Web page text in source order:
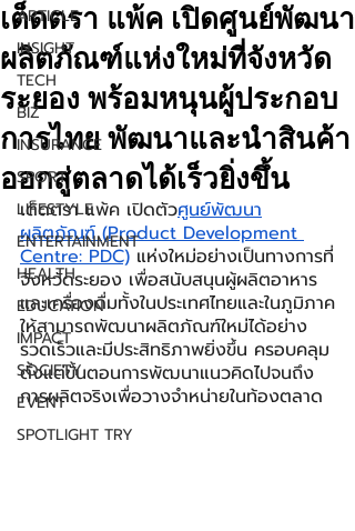
ARTICLE
INSIGHT
TECH
BIZ
INSURANCE
SPORT
LIFESTYLE
ENTERTAINMENT
HEALTH
EDUCATION
IMPACT
SOCIETY
EVENT
SPOTLIGHT TRY
เต็ดตรา แพ้ค เปิดศูนย์พัฒนา
ผลิตภัณฑ์แห่งใหม่ที่จังหวัด
ระยอง พร้อมหนุนผู้ประกอบ
การไทย พัฒนาและนำสินค้า
ออกสู่ตลาดได้เร็วยิ่งขึ้น
เต็ดตรา แพ้ค เปิดตัวศูนย์พัฒนา
ผลิตภัณฑ์ (Product Development
Centre: PDC) แห่งใหม่อย่างเป็นทางการที่
จังหวัดระยอง เพื่อสนับสนุนผู้ผลิตอาหาร
และเครื่องดื่มทั้งในประเทศไทยและในภูมิภาค
ให้สามารถพัฒนาผลิตภัณฑ์ใหม่ได้อย่าง
รวดเร็วและมีประสิทธิภาพยิ่งขึ้น ครอบคลุม
ตั้งแต่ขั้นตอนการพัฒนาแนวคิดไปจนถึง
การผลิตจริงเพื่อวางจำหน่ายในท้องตลาด